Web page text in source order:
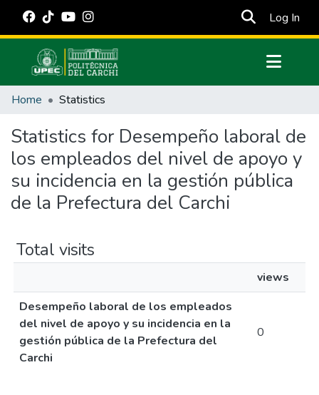
Log In
Communities & Collections
Estadísticas Externas
Manuales
Home Statistics
Statistics for Desempeño laboral de
los empleados del nivel de apoyo y
su incidencia en la gestión pública
de la Prefectura del Carchi
Total visits
views
Desempeño laboral de los empleados
del nivel de apoyo y su incidencia en la
gestión pública de la Prefectura del
Carchi
0